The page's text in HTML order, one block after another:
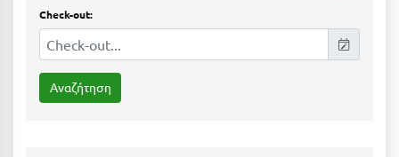
Θάσος
Θεσσαλονίκη
Check-out: